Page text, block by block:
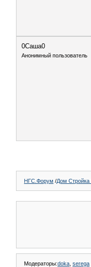
0Саша0
Анонимный пользователь
НГС.Форум /Дом Стройка
Модераторы:doka serega